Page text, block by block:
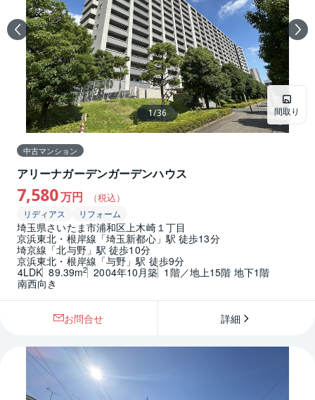
間取り
1/36
中古マンション
アリーナガーデンガーデンハウス
7,580万円 （税込）
リディアス リフォーム
埼玉県さいたま市浦和区上木崎１丁目
京浜東北・根岸線「埼玉新都心」駅 徒歩13分
埼京線「北与野」駅 徒歩10分
京浜東北・根岸線「与野」駅 徒歩9分
4LDK 89.39m2 2004年10月築 1階／地上15階 地下1階
南西向き
お問合せ 詳細